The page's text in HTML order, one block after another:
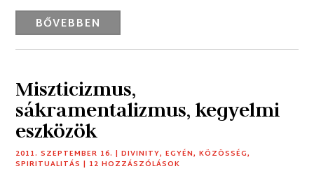
BŐVEBBEN
Miszticizmus,
sákramentalizmus, kegyelmi
eszközök
2011. SZEPTEMBER 16. |DIVINITY,EGYÉN,KÖZÖSSÉG,
SPIRITUALITÁS | 12 HOZZÁSZÓLÁSOK